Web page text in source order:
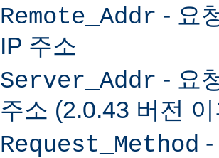
Remote_Addr - 요
IP 주소
Server_Addr - 요
주소 (2.0.43 버전
Request_Method